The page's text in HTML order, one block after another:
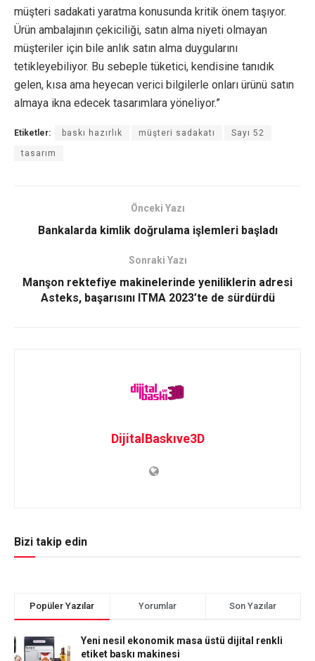
müşteri sadakati yaratma konusunda kritik önem taşıyor.
Ürün ambalajının çekiciliği, satın alma niyeti olmayan
müşteriler için bile anlık satın alma duygularını
tetikleyebiliyor. Bu sebeple tüketici, kendisine tanıdık
gelen, kısa ama heyecan verici bilgilerle onları ürünü satın
almaya ikna edecek tasarımlara yöneliyor.”
Etiketler: baskı hazırlık müşteri sadakatı Sayı 52
tasarım
Önceki Yazı
Bankalarda kimlik doğrulama işlemleri başladı
Sonraki Yazı
Manşon rektefiye makinelerinde yeniliklerin adresi
Asteks, başarısını ITMA 2023’te de sürdürdü
DijitalBaskıve3D
Bizi takip edin
Popüler Yazılar Yorumlar Son Yazılar
Yeni nesil ekonomik masa üstü dijital renkli
etiket baskı makinesi